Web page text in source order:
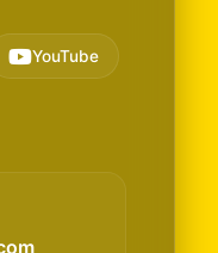
YouTube